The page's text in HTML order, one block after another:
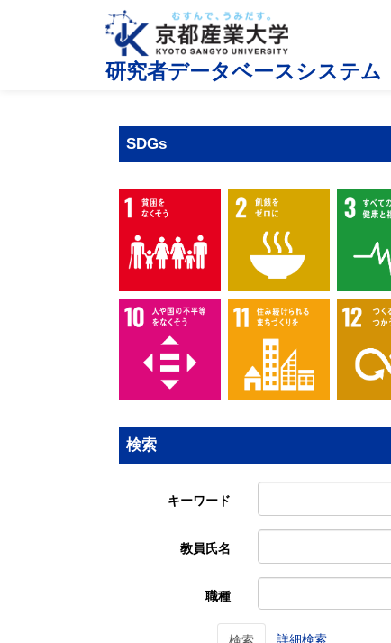
研究者データベースシステム
SDGs
検索
キーワード
教員氏名
職種
検索 詳細検索